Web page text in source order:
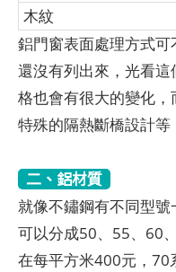
木紋
鋁門窗表面處理方式
還沒有列出來，光看
格也會有很大的變化
特殊的隔熱斷橋設計等
二、鋁材質
就像不鏽鋼有不同型號
可以分成50、55、60
在每平方米400元，70